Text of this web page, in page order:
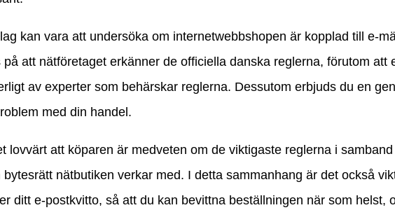
kan vara att undersöka om internetwebbshopen är kopplad till e-
på att nätföretaget erkänner de officiella danska reglerna, förutom att
av experter som behärskar reglerna. Dessutom erbjuds du en
med din handel.
lovvärt att köparen är medveten om de viktigaste reglerna i
nätbutiken verkar med. I detta sammanhang är det också
ditt e-postkvitto, så att du kan bevittna beställningen när som helst,